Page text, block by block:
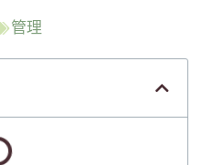
管理